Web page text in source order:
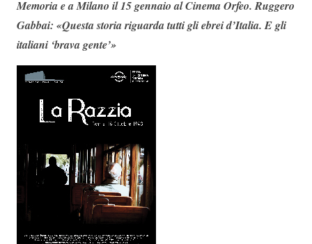
Memoria e a Milano il 15 gennaio al Cinema Orfeo. Ruggero
Gabbai: «Questa storia riguarda tutti gli ebrei d’Italia. E gli
italiani ‘brava gente’»